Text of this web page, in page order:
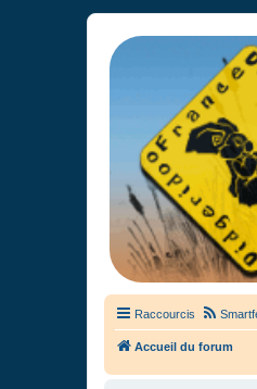
France
Didgeridoo et Guimbarde
Raccourcis
Accueil du forum